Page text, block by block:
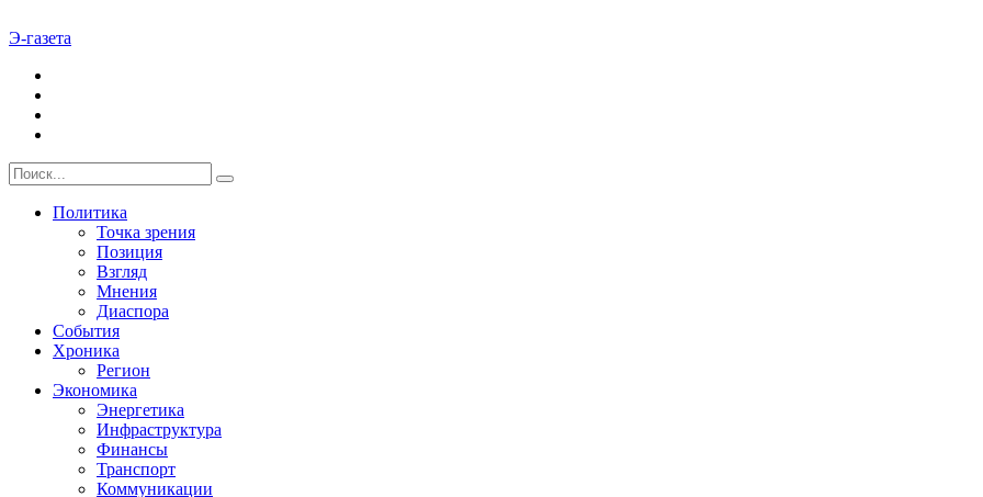
Э-газета
Политика
Точка зрения
Позиция
Взгляд
Мнения
Диаспора
События
Хроника
Регион
Экономика
Энергетика
Инфраструктура
Финансы
Транспорт
Коммуникации